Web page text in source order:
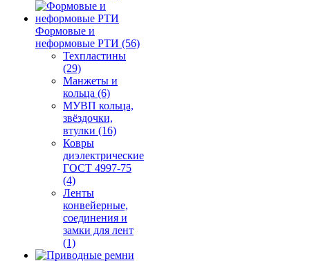
Формовые и
неформовые РТИ (56)
Техпластины
(29)
Манжеты и
кольца (6)
МУВП кольца,
звёздочки,
втулки (16)
Ковры
диэлектрические
ГОСТ 4997-75
(4)
Ленты
конвейерные,
соединения и
замки для лент
(1)